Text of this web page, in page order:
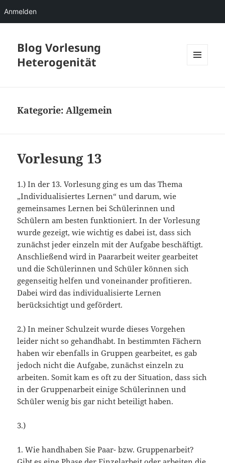
Anmelden
Blog Vorlesung
Heterogenität
Kategorie:Allgemein
Vorlesung 13
1.) In der 13. Vorlesung ging es um das Thema
„Individualisiertes Lernen“ und darum, wie
gemeinsames Lernen bei Schülerinnen und
Schülern am besten funktioniert. In der Vorlesung
wurde gezeigt, wie wichtig es dabei ist, dass sich
zunächst jeder einzeln mit der Aufgabe beschäftigt.
Anschließend wird in Paararbeit weiter gearbeitet
und die Schülerinnen und Schüler können sich
gegenseitig helfen und voneinander profitieren.
Dabei wird das individualisierte Lernen
berücksichtigt und gefördert.
2.) In meiner Schulzeit wurde dieses Vorgehen
leider nicht so gehandhabt. In bestimmten Fächern
haben wir ebenfalls in Gruppen gearbeitet, es gab
jedoch nicht die Aufgabe, zunächst einzeln zu
arbeiten. Somit kam es oft zu der Situation, dass sich
in der Gruppenarbeit einige Schülerinnen und
Schüler wenig bis gar nicht beteiligt haben.
3.)
1. Wie handhaben Sie Paar- bzw. Gruppenarbeit?